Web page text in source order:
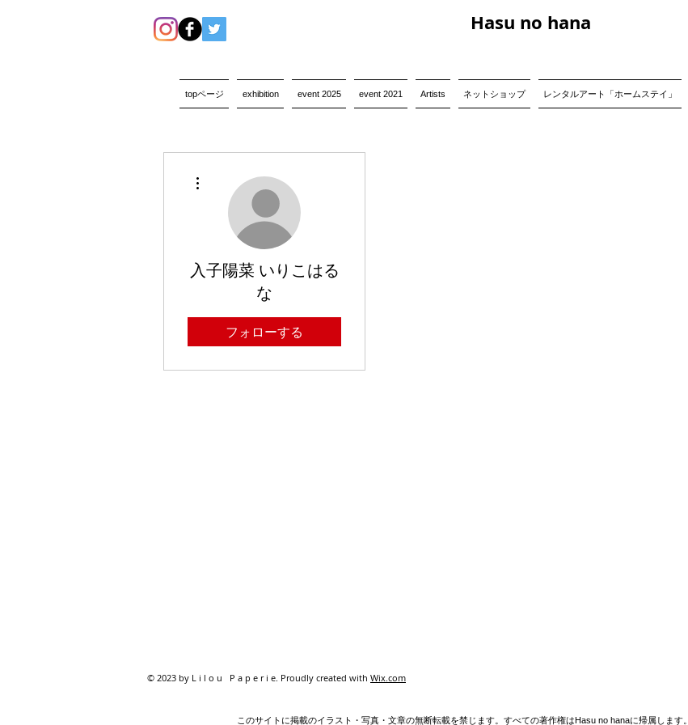
Hasu no hana
topページ exhibition event 2025 event 2021 Artists ネットショップ レンタルアート「ホームステイ」
入子陽菜 いりこはる
な
フォローする
© 2023 by L i l o u P a p e r i e. Proudly created with Wix.com
このサイトに掲載のイラスト・写真・文章の無断転載を禁じます。すべての著作権はHasu no hanaに帰属します。